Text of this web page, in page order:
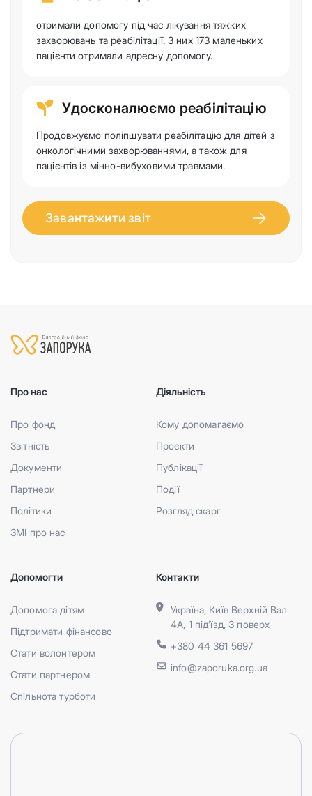
отримали допомогу під час лікування тяжких
захворювань та реабілітації. З них 173 маленьких
пацієнти отримали адресну допомогу.
Удосконалюємо реабілітацію
Продовжуємо поліпшувати реабілітацію для дітей з
онкологічними захворюваннями, а також для
пацієнтів із мінно-вибуховими травмами.
Завантажити звіт
Про нас
Про фонд
Звітність
Документи
Партнери
Політики
ЗМІ про нас
Діяльність
Кому допомагаємо
Проєкти
Публікації
Події
Розгляд скарг
Допомогти
Допомога дітям
Підтримати фінансово
Стати волонтером
Стати партнером
Спільнота турботи
Контакти
Україна, Київ Верхній Вал
4А, 1 під’їзд, 3 поверх
+380 44 361 5697
info@zaporuka.org.ua